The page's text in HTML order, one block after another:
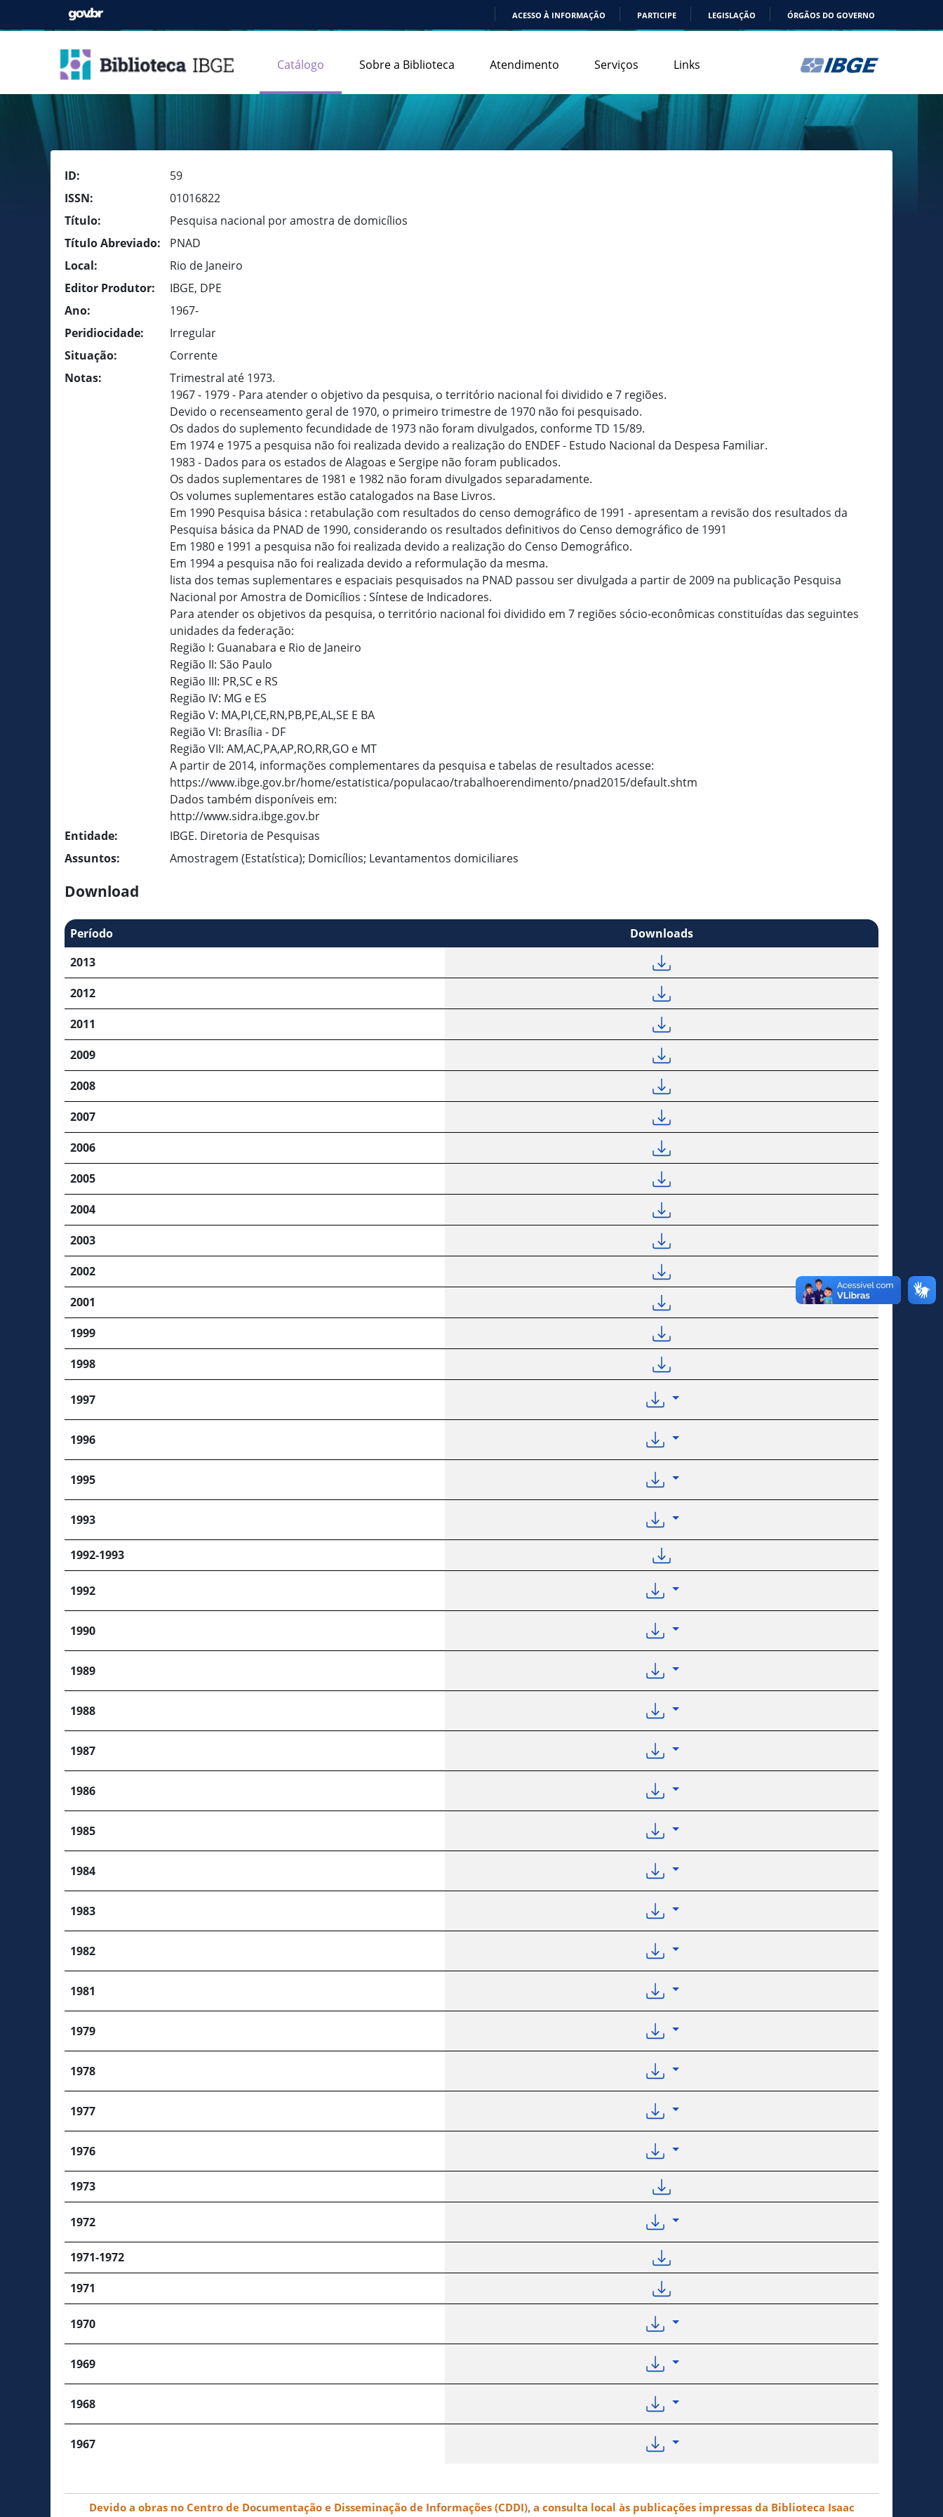
ACESSO À INFORMAÇÃO PARTICIPE LEGISLAÇÃO ÓRGÃOS DO GOVERNO
Catálogo Sobre a Biblioteca Atendimento Serviços Links
ID:
59
ISSN:
01016822
Título:
Pesquisa nacional por amostra de domicílios
Título Abreviado:
PNAD
Local:
Rio de Janeiro
Editor Produtor:
IBGE, DPE
Ano:
1967-
Peridiocidade:
Irregular
Situação:
Corrente
Notas:
Trimestral até 1973.
1967 - 1979 - Para atender o objetivo da pesquisa, o território nacional foi dividido e 7 regiões.
Devido o recenseamento geral de 1970, o primeiro trimestre de 1970 não foi pesquisado.
Os dados do suplemento fecundidade de 1973 não foram divulgados, conforme TD 15/89.
Em 1974 e 1975 a pesquisa não foi realizada devido a realização do ENDEF - Estudo Nacional da Despesa Familiar.
1983 - Dados para os estados de Alagoas e Sergipe não foram publicados.
Os dados suplementares de 1981 e 1982 não foram divulgados separadamente.
Os volumes suplementares estão catalogados na Base Livros.
Em 1990 Pesquisa básica : retabulação com resultados do censo demográfico de 1991 - apresentam a revisão dos resultados da
Pesquisa básica da PNAD de 1990, considerando os resultados definitivos do Censo demográfico de 1991
Em 1980 e 1991 a pesquisa não foi realizada devido a realização do Censo Demográfico.
Em 1994 a pesquisa não foi realizada devido a reformulação da mesma.
lista dos temas suplementares e espaciais pesquisados na PNAD passou ser divulgada a partir de 2009 na publicação Pesquisa
Nacional por Amostra de Domicílios : Síntese de Indicadores.
Para atender os objetivos da pesquisa, o território nacional foi dividido em 7 regiões sócio-econômicas constituídas das seguintes
unidades da federação:
Região I: Guanabara e Rio de Janeiro
Região II: São Paulo
Região III: PR,SC e RS
Região IV: MG e ES
Região V: MA,PI,CE,RN,PB,PE,AL,SE E BA
Região VI: Brasília - DF
Região VII: AM,AC,PA,AP,RO,RR,GO e MT
A partir de 2014, informações complementares da pesquisa e tabelas de resultados acesse:
https://www.ibge.gov.br/home/estatistica/populacao/trabalhoerendimento/pnad2015/default.shtm
Dados também disponíveis em:
http://www.sidra.ibge.gov.br
Entidade:
IBGE. Diretoria de Pesquisas
Assuntos:
Amostragem (Estatística); Domicílios; Levantamentos domiciliares
Download
Período
Downloads
2013
2012
2011
2009
2008
2007
2006
2005
2004
2003
2002
2001
1999
1998
1997
1996
1995
1993
1992-1993
1992
1990
1989
1988
1987
1986
1985
1984
1983
1982
1981
1979
1978
1977
1976
1973
1972
1971-1972
1971
1970
1969
1968
1967
Devido a obras no Centro de Documentação e Disseminação de Informações (CDDI), a consulta local às publicações impressas da Biblioteca Isaac